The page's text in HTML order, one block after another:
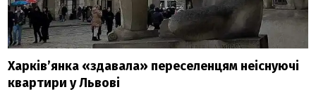
Харків’янка «здавала» переселенцям неіснуючі
квартири у Львові